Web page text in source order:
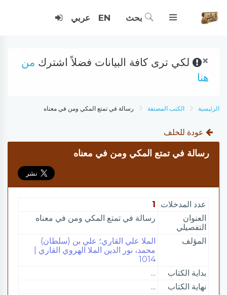
بحث EN عربي
× لكي ترى كافة البيانات فضلاً اشترك من
هنا
الرئيسية الكتب المصنفة رسالة في تمتع المكي ومن في معناه
عودة للخلف
رسالة في تمتع المكي ومن في معناه
عدد المدخلات
1
العنوان
التفصيلي
رسالة في تمتع المكي ومن في معناه
المؤلف
الملا علي القاري؛ علي بن (سلطان)
محمد، نور الدين الملا الهروي القاري |
1014
بداية الكتاب
...
نهاية الكتاب
...